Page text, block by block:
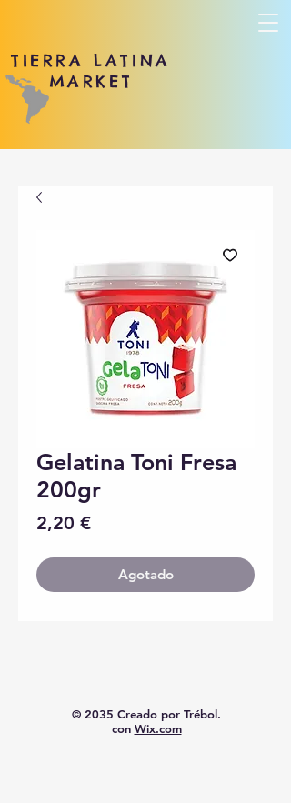
TIERRA LATINA
MARKET
Gelatina Toni Fresa
200gr
2,20 €Precio
Agotado
© 2035 Creado por Trébol.
con Wix.com